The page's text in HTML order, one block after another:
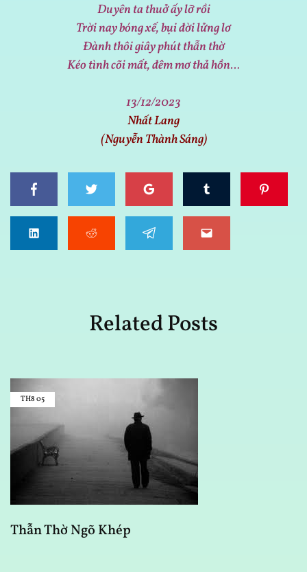
Duyên ta thuở ấy lỡ rồi
Trời nay bóng xế, bụi đời lửng lơ
Đành thôi giây phút thẫn thờ
Kéo tình cõi mất, đêm mơ thả hồn…
13/12/2023
Nhất Lang
(Nguyễn Thành Sáng)
Related Posts
TH805
Thẫn Thờ Ngõ Khép